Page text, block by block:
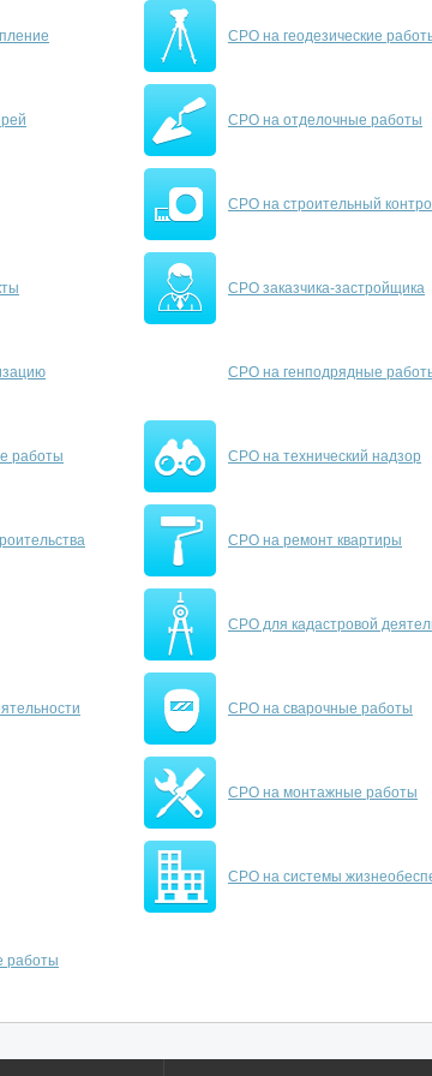
СРО на геодезические
СРО на отделочные работы
СРО на строительный
СРО заказчика-застройщика
СРО на генподрядные
работы СРО на технический надзор
СРО на ремонт квартиры
СРО для кадастровой
СРО на сварочные работы
СРО на монтажные работы
СРО на системы
работы